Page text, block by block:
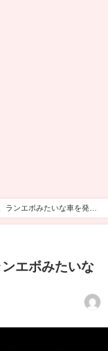
ランエボみたいな車を発売
エボみたいな